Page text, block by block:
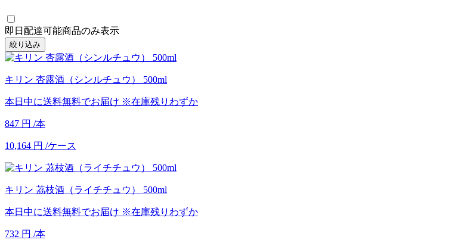
即日配達可能商品のみ表示
絞り込み
キリン 杏露酒（シンルチュウ） 500ml
本日中に送料無料でお届け ※在庫残りわずか
847 円 /本
10,164 円 /ケース
キリン 茘枝酒（ライチチュウ） 500ml
本日中に送料無料でお届け ※在庫残りわずか
732 円 /本